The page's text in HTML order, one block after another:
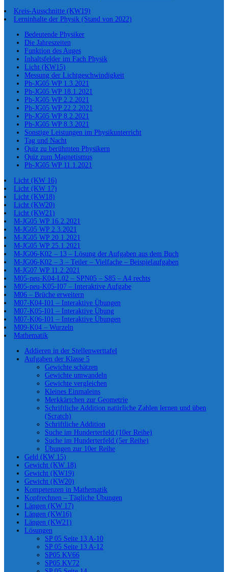
Kreis-Ausschnitte (KW19)
Lerninhalte der Physik (Stand von 2022)
Bedeutende Physiker
Die Jahreszeiten
Funktion des Auges
Inhaltsfelder im Fach Physik
Licht (KW15)
Messung der Lichtgeschwindigkeit
Ph-JG05 WP 1.3.2021
Ph-JG05 WP 18.1.2021
Ph-JG05 WP 2.2.2021
Ph-JG05 WP 22.2.2021
Ph-JG05 WP 8.2.2021
Ph-JG05 WP 8.3.2021
Sonstige Leistungen im Physikunterricht
Tag und Nacht
Quiz zu berühmten Physikern
Quiz zum Magnetismus
Ph-JG05 WP 11.1.2021
Licht (KW 16)
Licht (KW 17)
Licht (KW18)
Licht (KW20)
Licht (KW21)
M-JG05 WP 16.2.2021
M-JG05 WP 2.3.2021
M-JG05 WP 20.1.2021
M-JG05 WP 25.1.2021
M-JG06-K02 – 13 – Lösung der Aufgaben aus dem Buch
M-JG06-K02 – 3 – Teiler – Vielfache – Beispielaufgaben
M-JG07 WP 11.2.2021
M05-neu-K04-L02 – SPN05 – S85 – A4 rechts
M05-neu-K05-I07 – Interaktive Aufgabe
M06 – Brüche erweitern
M07-K04-I01 – Interaktive Übungen
M07-K05-I01 – Interaktive Übung
M07-K06-I01 – Interaktive Übungen
M09-K04 – Wurzeln
Mathematik
Addieren in der Stellenwerttafel
Aufgaben der Klasse 5
Gewichte schätzen
Gewichte umwandeln
Gewichte vergleichen
Kleines Einmaleins
Merkkärtchen zur Geometrie
Schriftliche Addition natürliche Zahlen lernen und üben
(Scratch)
Schriftliche Addition
Suche im Hunderterfeld (10er Reihe)
Suche im Hunderterfeld (5er Reihe)
Übungen zur 10er Reihe
Geld (KW 15)
Gewicht (KW 18)
Gewicht (KW19)
Gewicht (KW20)
Kompetenzen in Mathematik
Kopfrechnen – Tägliche Übungen
Längen (KW 17)
Längen (KW16)
Längen (KW21)
Lösungen
SP 05 Seite 13 A-10
SP 05 Seite 13 A-12
SP05 KV66
SP05 KV72